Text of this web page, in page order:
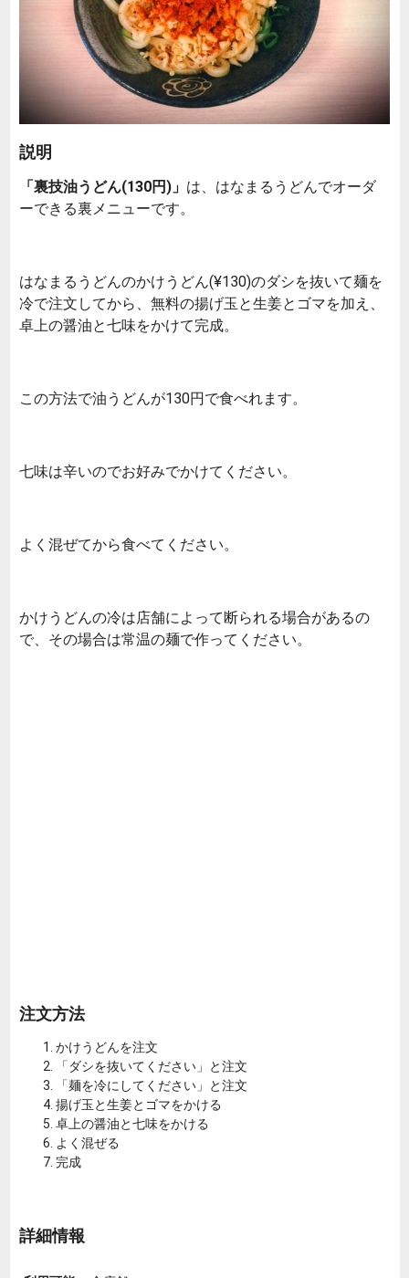
説明
「裏技油うどん(130円)」 は、はなまるうどんでオーダ
ーできる裏メニューです。
はなまるうどんのかけうどん(¥130)のダシを抜いて麺を
冷で注文してから、無料の揚げ玉と生姜とゴマを加え、
卓上の醤油と七味をかけて完成。
この方法で油うどんが130円で食べれます。
七味は辛いのでお好みでかけてください。
よく混ぜてから食べてください。
かけうどんの冷は店舗によって断られる場合があるの
で、その場合は常温の麺で作ってください。
注文方法
かけうどんを注文
「ダシを抜いてください」と注文
「麺を冷にしてください」と注文
揚げ玉と生姜とゴマをかける
卓上の醤油と七味をかける
よく混ぜる
完成
詳細情報